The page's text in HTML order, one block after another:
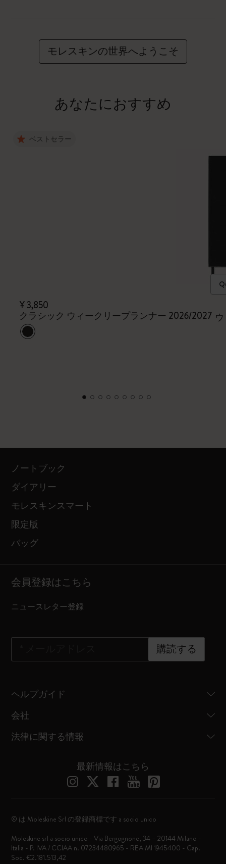
モレスキンの世界へようこそ
あなたにおすすめ
ベストセラー
¥ 3,850
クラシック ウィークリープランナー 2026/2027
ノートブック
ダイアリー
モレスキンスマート
限定版
バッグ
会員登録はこちら
ニュースレター登録
購読する
ヘルプガイド
会社
法律に関する情報
最新情報はこちら
© は Moleskine Srl の登録商標です a socio unico
Moleskine srl a socio unico - Via Bergognone, 34 – 20144 Milano -
Italia - P. IVA / CCIAA n. 07234480965 - REA MI 1945400 - Cap.
Soc. €2.181.513,42